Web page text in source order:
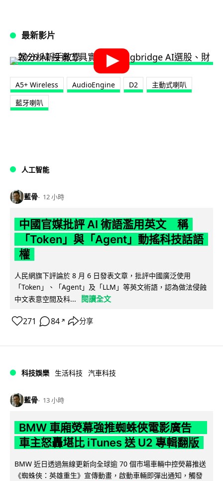
最新影片
A5+ Wireless AudioEngine D2
主動式喇叭
藍牙喇叭
人工智能
藍骨 12 小時
中國官媒批評 AI 術語濫用英文 稱
「Token」與「Agent」動搖科技話語
權
人民網旗下評論於 8 月 6 日發表文章，批評中國廣泛使用
「Token」、「Agent」及「LLM」等英文術語，認為做法侵蝕
中文表意空間及科...
閱讀全文
271 84 ↗ 分享
科技娛樂 生活科技 汽車科技
藍骨 13 小時
BMW 車廂熒幕強推蜘蛛俠電影廣告
車主怒轟堪比 iTunes 送 U2 專輯翻版
BMW 近日透過無線更新向全球逾 70 個市場車輛中控熒幕推送
《蜘蛛俠：英雄重生》宣傳動畫，啟動車輛即彈出通知，觸發